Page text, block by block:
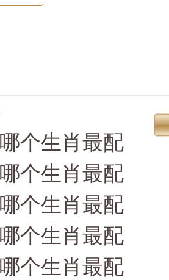
个生肖最配
个生肖最配
个生肖最配
个生肖最配
个生肖最配